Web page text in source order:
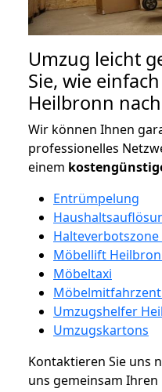
Umzug leicht
Sie, wie
Heilbronn
Wir können Ihnen
professionelles
einem
Entrümpelung
Möbellift
Möbeltaxi
Umzugshelfer
Umzugskartons
Kontaktieren Sie uns
uns gemeinsam Ihren